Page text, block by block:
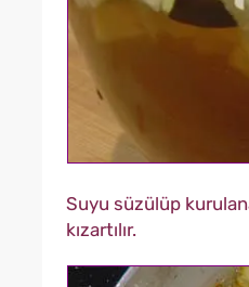
Suyu süzülüp
kızartılır.